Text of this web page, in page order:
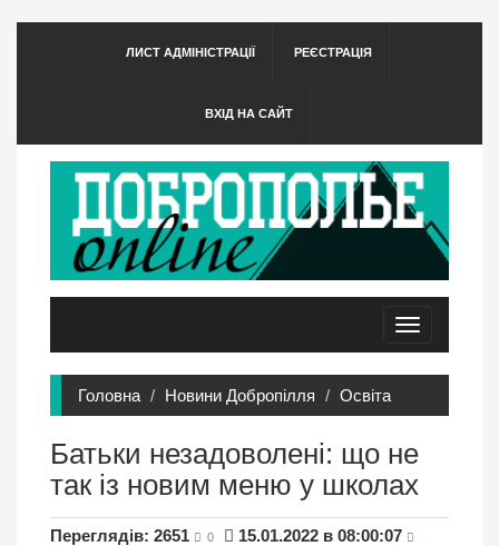
ЛИСТ АДМІНІСТРАЦІЇ РЕЄСТРАЦІЯ
ВХІД НА САЙТ
Toggle
navigation
Головна Новини Добропілля Освіта
Батьки незадоволені: що не
так із новим меню у школах
Переглядів: 2651 0 15.01.2022 в 08:00:07